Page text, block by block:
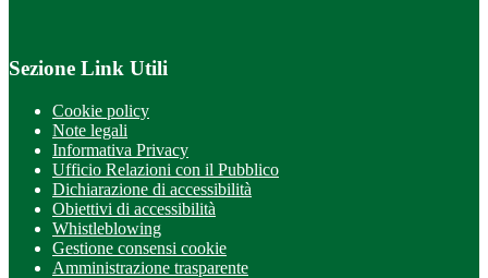
Sezione Link Utili
Cookie policy
Note legali
Informativa Privacy
Ufficio Relazioni con il Pubblico
Dichiarazione di accessibilità
Obiettivi di accessibilità
Whistleblowing
Gestione consensi cookie
Amministrazione trasparente